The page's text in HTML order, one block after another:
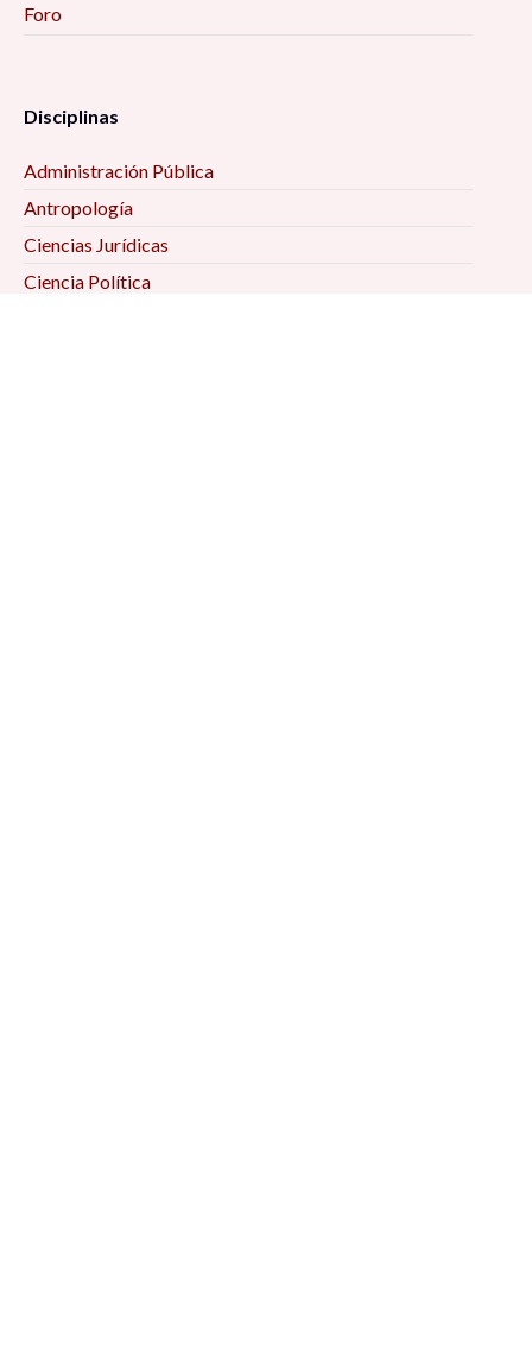
Foro
Disciplinas
Administración Pública
Antropología
Ciencias Jurídicas
Ciencia Política